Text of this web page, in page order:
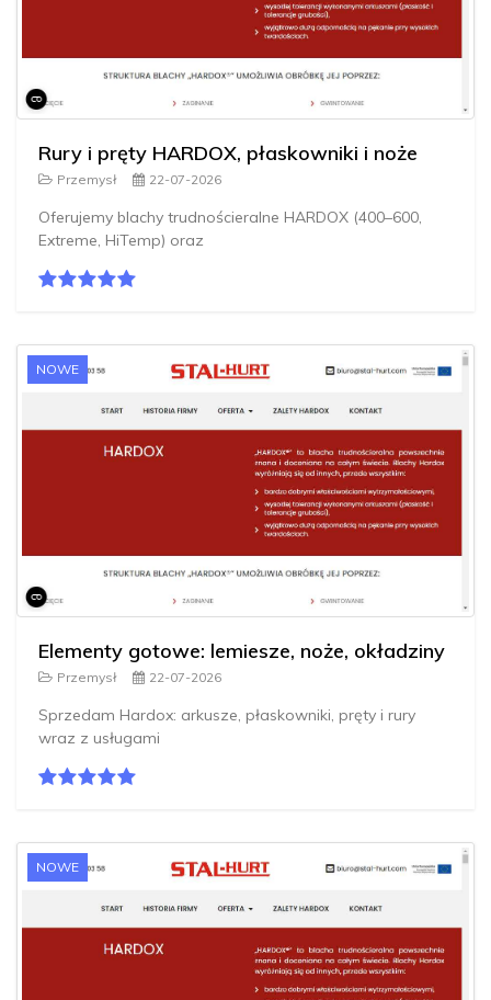
Rury i pręty HARDOX, płaskowniki i noże
Przemysł 22-07-2026
Oferujemy blachy trudnościeralne HARDOX (400–600,
Extreme, HiTemp) oraz
NOWE
Elementy gotowe: lemiesze, noże, okładziny
Przemysł 22-07-2026
Sprzedam Hardox: arkusze, płaskowniki, pręty i rury
wraz z usługami
NOWE